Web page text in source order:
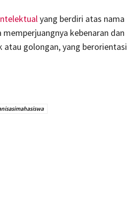
yang berdiri atas nama
kebenaran dan
golongan, yang berorientasi